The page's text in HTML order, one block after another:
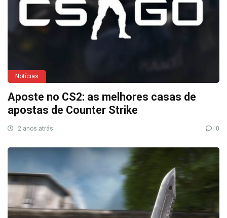
Notícias
Aposte no CS2: as melhores casas de
apostas de Counter Strike
2 anos atrás 0